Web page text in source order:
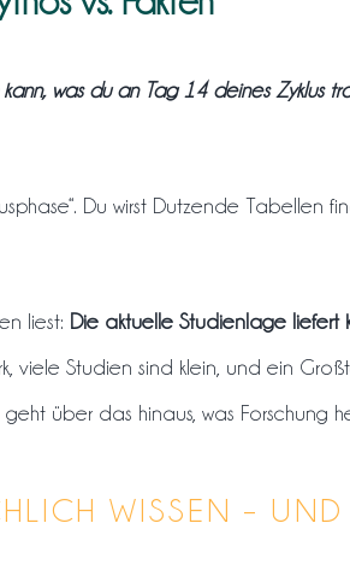
was du an Tag 14 deines Zyklus
Du wirst Dutzende Tabellen
liest: Die aktuelle Studienlage liefert
viele Studien sind klein, und ein
über das hinaus, was Forschung
WISSEN –